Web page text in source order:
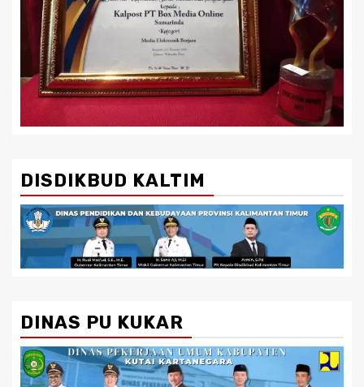
DISDIKBUD KALTIM
DINAS PU KUKAR